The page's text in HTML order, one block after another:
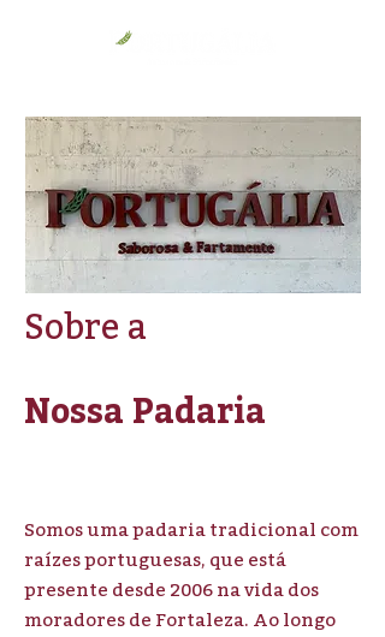
Sobre a
Nossa Padaria
Somos uma padaria tradicional com
raízes portuguesas, que está
presente desde 2006 na vida dos
moradores de Fortaleza. Ao longo